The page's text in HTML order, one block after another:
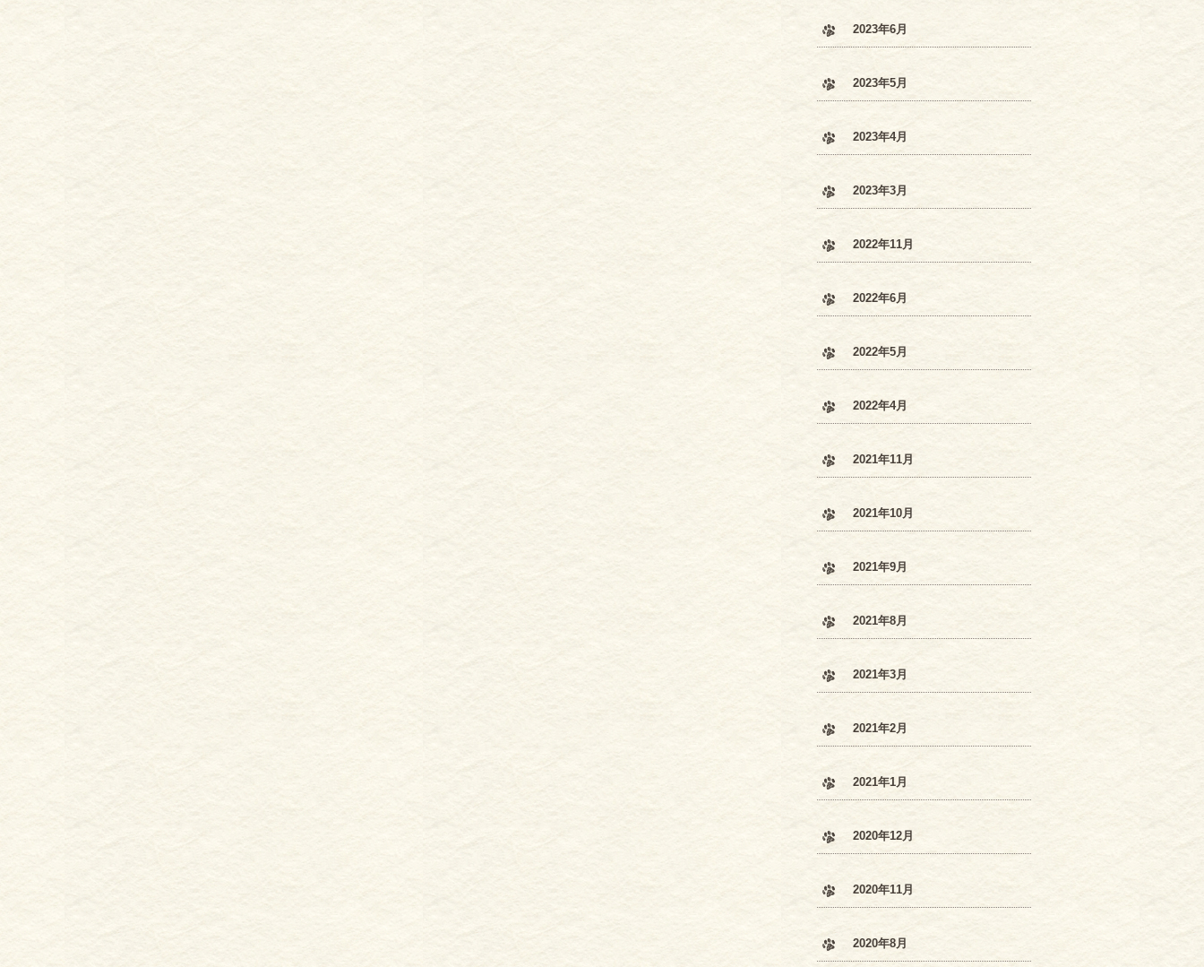
2023年6月
2023年5月
2023年4月
2023年3月
2022年11月
2022年6月
2022年5月
2022年4月
2021年11月
2021年10月
2021年9月
2021年8月
2021年3月
2021年2月
2021年1月
2020年12月
2020年11月
2020年8月